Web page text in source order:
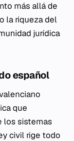
más allá de
la riqueza del
jurídica
español
que
los sistemas
civil rige todo